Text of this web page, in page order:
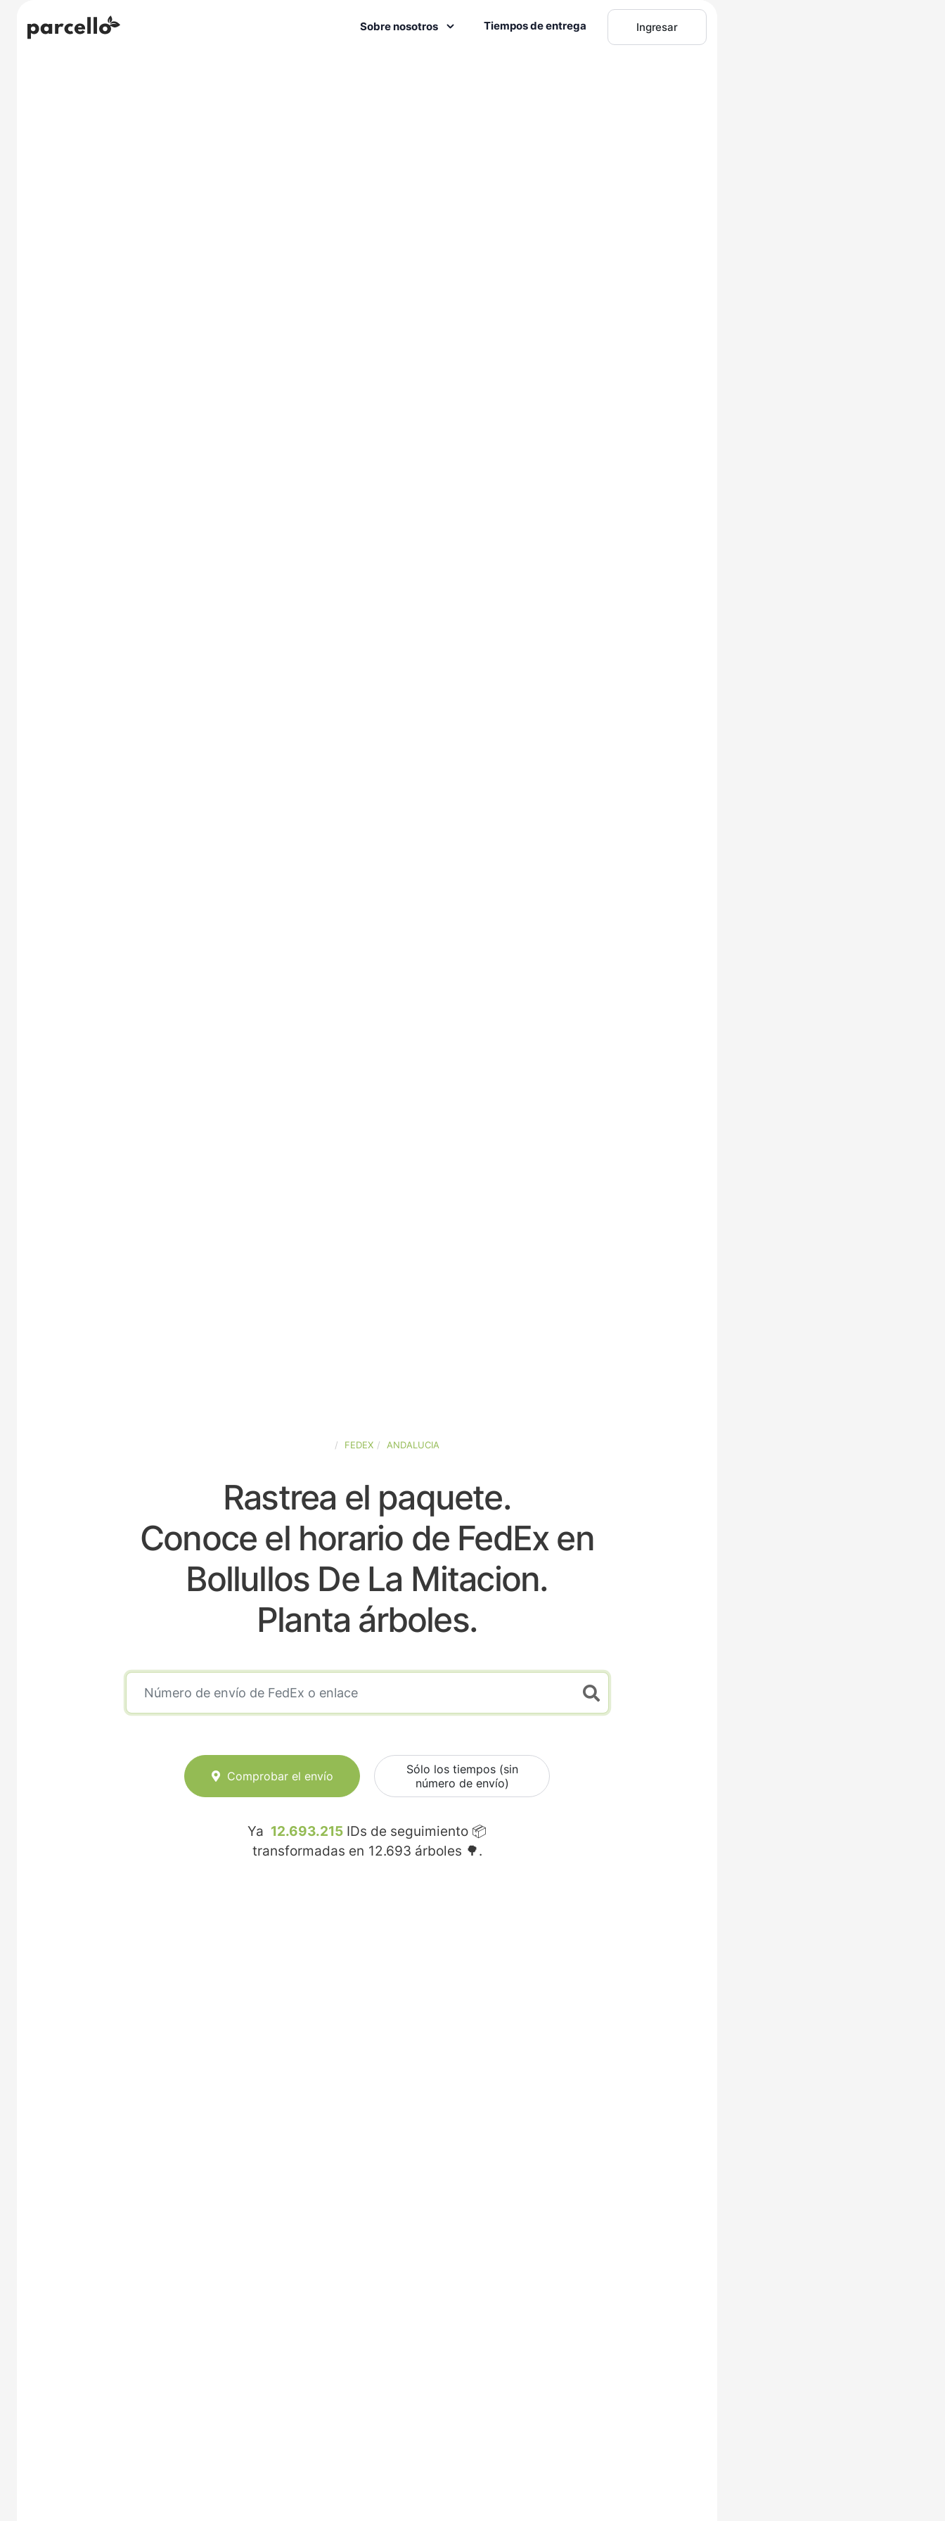
Sobre nosotros Tiempos de entrega Ingresar
FEDEX ANDALUCIA
Rastrea el paquete.
Conoce el horario de FedEx en
Bollullos De La Mitacion.
Planta árboles.
Comprobar el envío
Sólo los tiempos (sin
número de envío)
Ya 12.693.215 IDs de seguimiento 📦
transformadas en 12.693 árboles 🌳.